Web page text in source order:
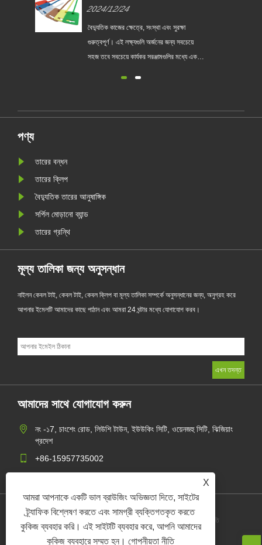
X
আমরা আপনাকে একটি ভাল ব্রাউজিং অভিজ্ঞতা দিতে, সাইটের
ট্র্যাফিক বিশ্লেষণ করতে এবং সামগ্রী ব্যক্তিগতকৃত করতে
কুকিজ ব্যবহার করি। এই সাইটটি ব্যবহার করে, আপনি আমাদের
কুকিজ ব্যবহারে সম্মত হন।গোপনীয়তা নীতি
2024/12/24
বৈদ্যুতিক কাজের ক্ষেত্রে, সংস্থা এবং সুরক্ষা
গুরুত্বপূর্ণ। এই লক্ষ্যগুলি অর্জনের জন্য সবচেয়ে
সহজ তবে সবচেয়ে কার্যকর সরঞ্জামগুলির মধ্যে একটি
ডিআইওয়াই বৈদ্যুতিক প্......
পণ্য
তারের বন্ধন
তারের ক্লিপ
বৈদ্যুতিক তারের আনুষাঙ্গিক
সর্পিল মোড়ানো ব্যান্ড
তারের গ্রন্থি
মূল্য তালিকা জন্য অনুসন্ধান
নাইলন কেবল টাই, কেবল টাই, কেবল ক্লিপ বা মূল্য তালিকা সম্পর্কে অনুসন্ধানের জন্য, অনুগ্রহ করে
আপনার ইমেলটি আমাদের কাছে পাঠান এবং আমরা 24 ঘন্টার মধ্যে যোগাযোগ করব।
আমাদের সাথে যোগাযোগ করুন
নং -১7, চাংশেং রোড, লিউশি টাউন, ইউউকিং সিটি, ওয়েনজহু সিটি, ঝিজিয়াং
প্রদেশ
+86-15957735002
Links Sitemap RSS XML গোপনীয়তা নীতি